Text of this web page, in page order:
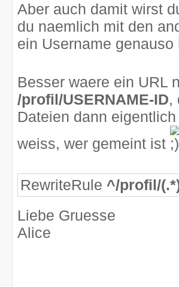
Aber auch damit wirst
du naemlich mit den
ein Username
Besser waere ein URL
/profil/USERNAME-ID,
Dateien dann
weiss, wer gemeint ist
RewriteRule ^/profil/
Liebe Gruesse
Alice